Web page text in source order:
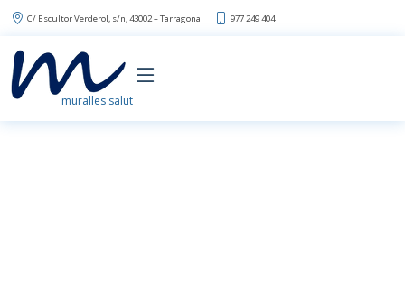
C/ Escultor Verderol, s/n, 43002 – Tarragona 977 249 404
muralles salut